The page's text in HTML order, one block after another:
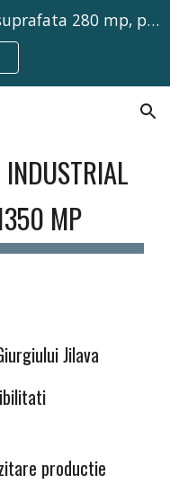
Skip to navigation
Spatiu comercial de inchiriat, suprafata 280 mp, pretabil pentru activitati comerciale, birouri sau depozitare.
MP
Jilava
productie